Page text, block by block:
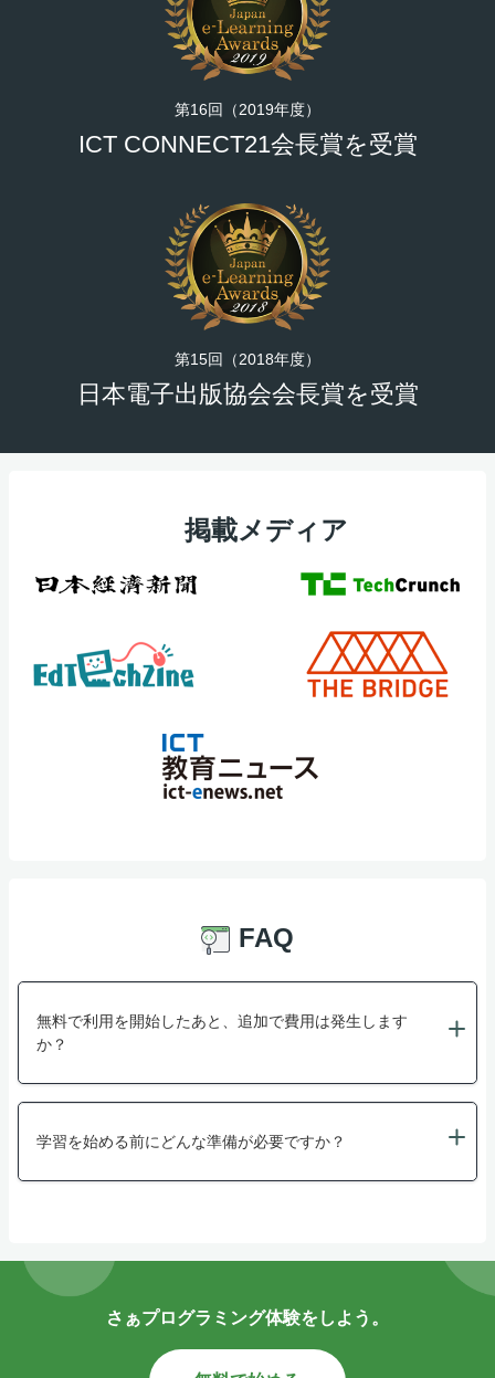
第16回（2019年度）
ICT CONNECT21会長賞を受賞
第15回（2018年度）
日本電子出版協会会長賞を受賞
掲載メディア
FAQ
無料で利用を開始したあと、追加で費用は発生します
か？
学習を始める前にどんな準備が必要ですか？
さぁプログラミング体験をしよう。